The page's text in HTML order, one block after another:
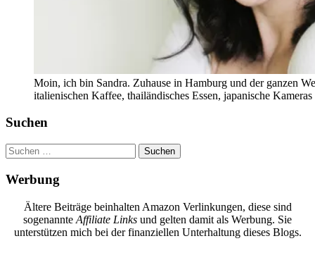
Moin, ich bin Sandra. Zuhause in Hamburg und der ganzen
italienischen Kaffee, thailändisches Essen, japanische
Suchen
Suchen
nach:
Werbung
Ältere Beiträge beinhalten Amazon Verlinkungen, diese sind
sogenannte Affiliate Links und gelten damit als Werbung. Sie
unterstützen mich bei der finanziellen Unterhaltung dieses Blogs.